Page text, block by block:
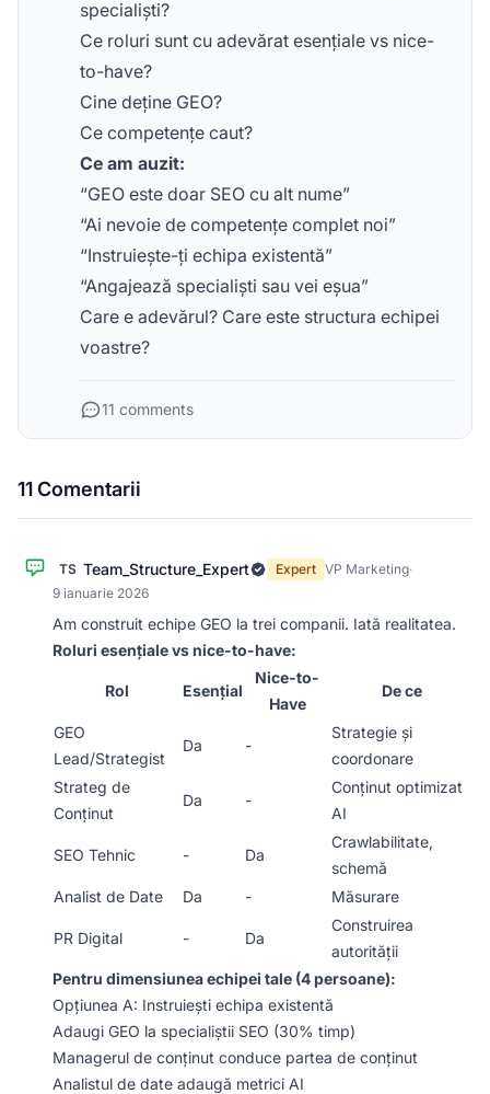
specialiști?
Ce roluri sunt cu adevărat esențiale vs nice-
to-have?
Cine deține GEO?
Ce competențe caut?
Ce am auzit:
“GEO este doar SEO cu alt nume”
“Ai nevoie de competențe complet noi”
“Instruiește-ți echipa existentă”
“Angajează specialiști sau vei eșua”
Care e adevărul? Care este structura echipei
voastre?
11 comments
11 Comentarii
TS Team_Structure_Expert Expert VP Marketing·
9 ianuarie 2026
Am construit echipe GEO la trei companii. Iată realitatea.
Roluri esențiale vs nice-to-have:
Rol Esențial
Nice-to-
Have
De ce
GEO
Lead/Strategist
Da -
Strategie și
coordonare
Strateg de
Conținut
Da -
Conținut optimizat
AI
SEO Tehnic - Da
Crawlabilitate,
schemă
Analist de Date
Da - Măsurare
PR Digital - Da
Construirea
autorității
Pentru dimensiunea echipei tale (4 persoane):
Opțiunea A: Instruiești echipa existentă
Adaugi GEO la specialiștii SEO (30% timp)
Managerul de conținut conduce partea de conținut
Analistul de date adaugă metrici AI